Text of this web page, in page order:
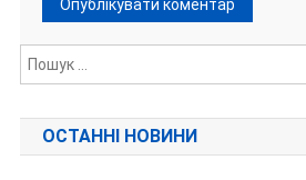
ОСТАННІ НОВИНИ